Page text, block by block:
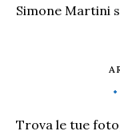
Simone Martini
Trova le tue